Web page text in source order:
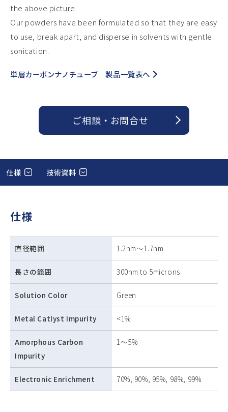
the above picture.
Our powders have been formulated so that they are easy
to use, break apart, and disperse in solvents with gentle
sonication.
単層カーボンナノチューブ 製品一覧表へ
ご相談 ・ お問合せ
仕様 技術資料
仕様
直径範囲 1.2nm～1.7nm
長さの範囲 300nm to 5microns
Solution Color Green
Metal Catlyst Impurity <1%
Amorphous Carbon
Impurity
1～5%
Electronic Enrichment 70%, 90%, 95%, 98%, 99%